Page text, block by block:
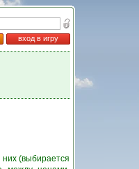
вход в игру
(выбирается